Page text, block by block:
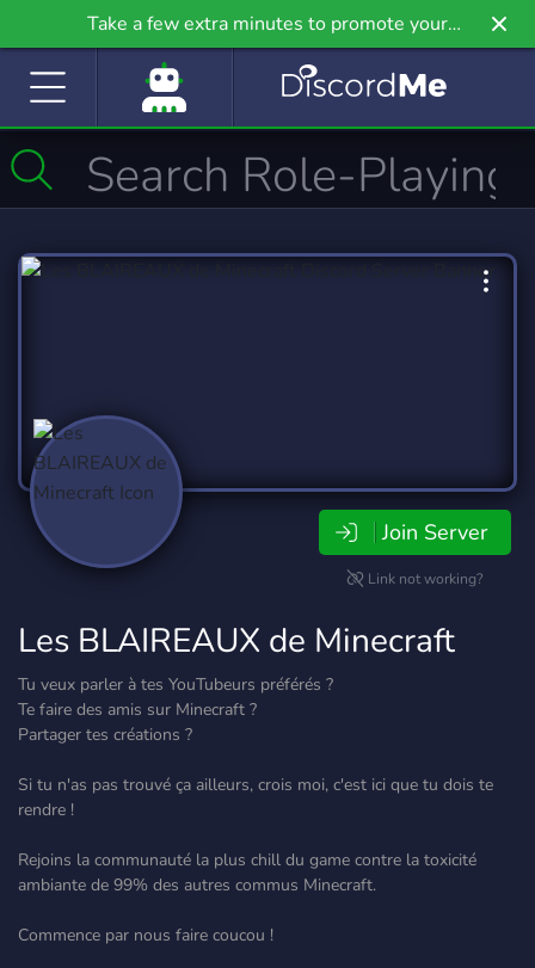
Take a few extra minutes to promote your
community even further on Griv.io, our newest
Join Server
Link not working?
Les BLAIREAUX de Minecraft
Tu veux parler à tes YouTubeurs préférés ?
Te faire des amis sur Minecraft ?
Partager tes créations ?
Si tu n'as pas trouvé ça ailleurs, crois moi, c'est ici que tu dois te
rendre !
Rejoins la communauté la plus chill du game contre la toxicité
ambiante de 99% des autres commus Minecraft.
Commence par nous faire coucou !